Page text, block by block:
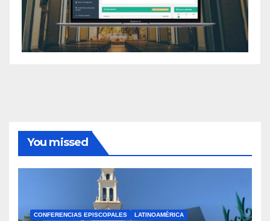
You missed
CONFERENCIAS EPISCOPALES LATINOAMÉRICA